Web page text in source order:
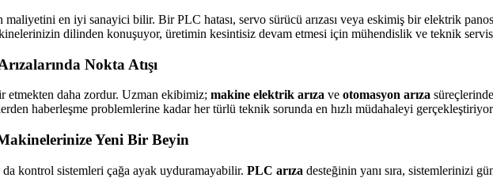
en iyi sanayici bilir. Bir PLC hatası, servo sürücü arızası veya eskimiş bir elektrik
dilinden konuşuyor, üretimin kesintisiz devam etmesi için mühendislik ve teknik
Nokta Atışı
etmekten daha zordur. Uzman ekibimiz; makine elektrik arıza ve otomasyon arıza
haberleşme problemlerine kadar her türlü teknik sorunda en hızlı müdahaleyi
Yeni Bir Beyin
kontrol sistemleri çağa ayak uyduramayabilir. PLC arıza desteğinin yanı sıra, sistemlerinizi